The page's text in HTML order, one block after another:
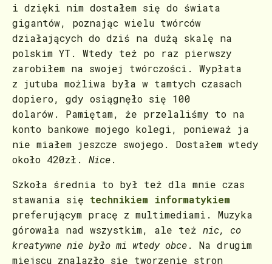
i dzięki nim dostałem się do świata
gigantów, poznając wielu twórców
działających do dziś na dużą skalę na
polskim YT. Wtedy też po raz pierwszy
zarobiłem na swojej twórczości. Wypłata
z jutuba możliwa była w tamtych czasach
dopiero, gdy osiągnęło się 100
dolarów. Pamiętam, że przelaliśmy to na
konto bankowe mojego kolegi, ponieważ ja
nie miałem jeszcze swojego. Dostałem wtedy
około 420zł. Nice.
Szkoła średnia to był też dla mnie czas
stawania się technikiem informatykiem
preferującym pracę z multimediami. Muzyka
górowała nad wszystkim, ale też nic, co
kreatywne nie było mi wtedy obce. Na drugim
miejscu znalazło się tworzenie stron